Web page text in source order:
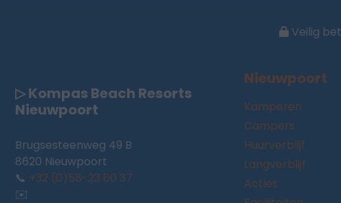
Veilig
▷ Kompas Beach Resorts
Nieuwpoort
Brugsesteenweg 49 B
8620 Nieuwpoort
📞 +32 (0)58-23 60 37
✉️
Nieuwpoort
Kamperen
Campers
Huurverblijf
Langverblijf
Acties